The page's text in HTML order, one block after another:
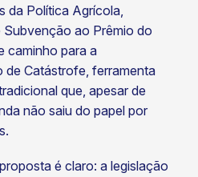
da Política Agrícola,
ao Prêmio do
caminho para a
de Catástrofe, ferramenta
que, apesar de
não saiu do papel por
é claro: a legislação